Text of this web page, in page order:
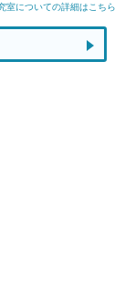
室についての詳細はこちら